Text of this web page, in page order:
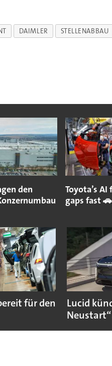
DAIMLER STELLENABBAU
den
Toyota’s
gaps fast
für den
Lucid